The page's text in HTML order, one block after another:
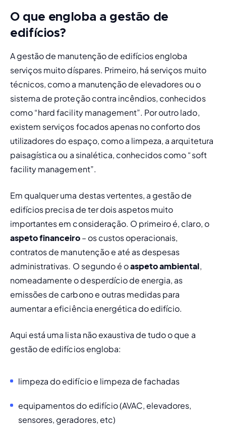
O que engloba a gestão de
edifícios?
A gestão de manutenção de edifícios engloba
serviços muito díspares. Primeiro, há serviços muito
técnicos, como a manutenção de elevadores ou o
sistema de proteção contra incêndios, conhecidos
como “hard facility management”. Por outro lado,
existem serviços focados apenas no conforto dos
utilizadores do espaço, como a limpeza, a arquitetura
paisagística ou a sinalética, conhecidos como “soft
facility management”.
Em qualquer uma destas vertentes, a gestão de
edifícios precisa de ter dois aspetos muito
importantes em consideração. O primeiro é, claro, o
aspeto financeiro – os custos operacionais,
contratos de manutenção e até as despesas
administrativas. O segundo é o aspeto ambiental,
nomeadamente o desperdício de energia, as
emissões de carbono e outras medidas para
aumentar a eficiência energética do edifício.
Aqui está uma lista não exaustiva de tudo o que a
gestão de edifícios engloba:
limpeza do edifício e limpeza de fachadas
equipamentos do edifício (AVAC, elevadores,
sensores, geradores, etc)